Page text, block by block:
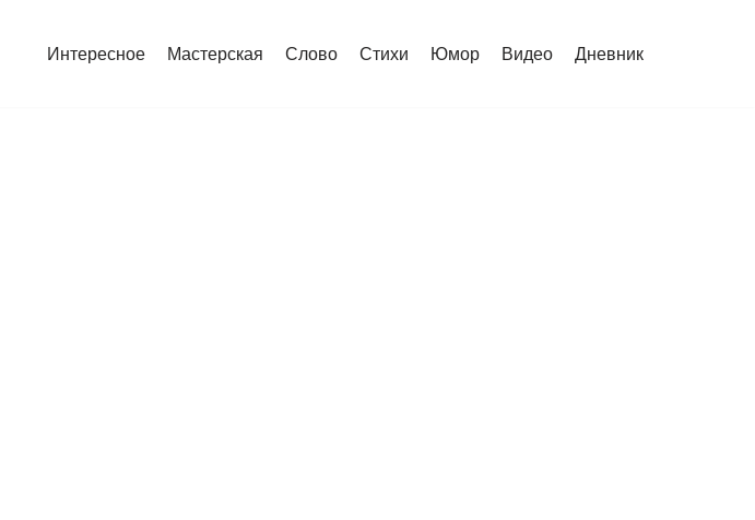
Интересное Мастерская Слово Стихи Юмор Видео Дневник